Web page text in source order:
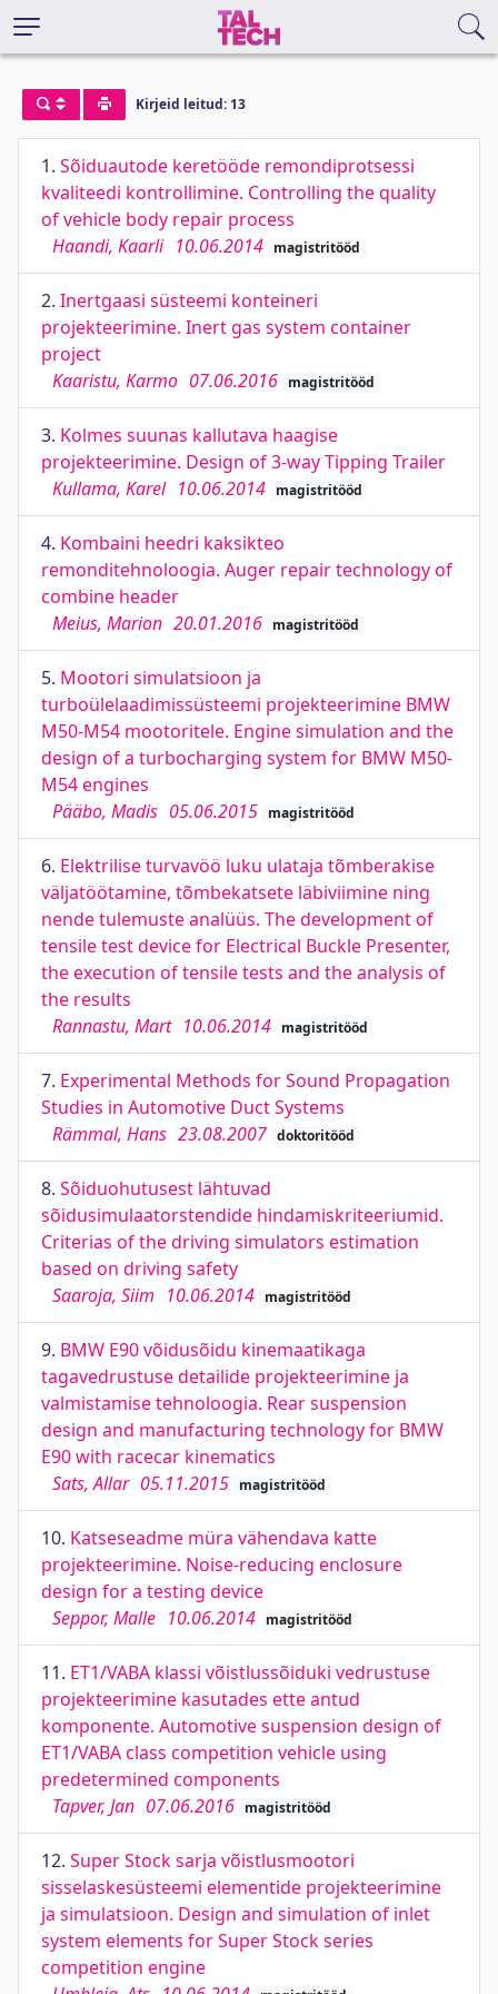
Kirjeid leitud: 13
1. Sõiduautode keretööde remondiprotsessi
kvaliteedi kontrollimine. Controlling the quality
of vehicle body repair process
Haandi, Kaarli 10.06.2014 magistritööd
2. Inertgaasi süsteemi konteineri
projekteerimine. Inert gas system container
project
Kaaristu, Karmo 07.06.2016 magistritööd
3. Kolmes suunas kallutava haagise
projekteerimine. Design of 3-way Tipping Trailer
Kullama, Karel 10.06.2014 magistritööd
4. Kombaini heedri kaksikteo
remonditehnoloogia. Auger repair technology of
combine header
Meius, Marion 20.01.2016 magistritööd
5. Mootori simulatsioon ja
turboülelaadimissüsteemi projekteerimine BMW
M50-M54 mootoritele. Engine simulation and the
design of a turbocharging system for BMW M50-
M54 engines
Pääbo, Madis 05.06.2015 magistritööd
6. Elektrilise turvavöö luku ulataja tõmberakise
väljatöötamine, tõmbekatsete läbiviimine ning
nende tulemuste analüüs. The development of
tensile test device for Electrical Buckle Presenter,
the execution of tensile tests and the analysis of
the results
Rannastu, Mart 10.06.2014 magistritööd
7. Experimental Methods for Sound Propagation
Studies in Automotive Duct Systems
Rämmal, Hans 23.08.2007 doktoritööd
8. Sõiduohutusest lähtuvad
sõidusimulaatorstendide hindamiskriteeriumid.
Criterias of the driving simulators estimation
based on driving safety
Saaroja, Siim 10.06.2014 magistritööd
9. BMW E90 võidusõidu kinemaatikaga
tagavedrustuse detailide projekteerimine ja
valmistamise tehnoloogia. Rear suspension
design and manufacturing technology for BMW
E90 with racecar kinematics
Sats, Allar 05.11.2015 magistritööd
10. Katseseadme müra vähendava katte
projekteerimine. Noise-reducing enclosure
design for a testing device
Seppor, Malle 10.06.2014 magistritööd
11. ET1/VABA klassi võistlussõiduki vedrustuse
projekteerimine kasutades ette antud
komponente. Automotive suspension design of
ET1/VABA class competition vehicle using
predetermined components
Tapver, Jan 07.06.2016 magistritööd
12. Super Stock sarja võistlusmootori
sisselaskesüsteemi elementide projekteerimine
ja simulatsioon. Design and simulation of inlet
system elements for Super Stock series
competition engine